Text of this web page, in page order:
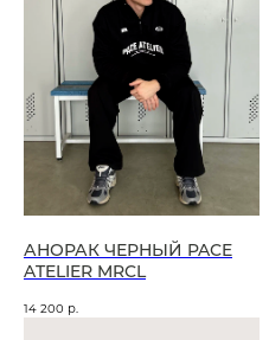
АНОРАК ЧЕРНЫЙ PACE
ATELIER MRCL
14 200 р.